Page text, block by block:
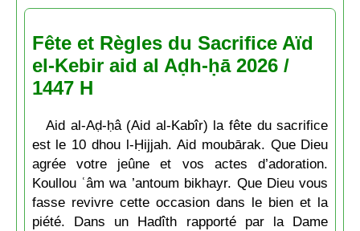
Fête et Règles du Sacrifice Aïd
el-Kebir aid al Aḍh-ḥā 2026 /
1447 H
Aid al-Aḍ-ḥâ (Aid al-Kabîr) la fête du sacrifice
est le 10 dhou l-Ḥijjah. Aid moubārak. Que Dieu
agrée votre jeûne et vos actes d’adoration.
Koullou ʿâm wa ’antoum bikhayr. Que Dieu vous
fasse revivre cette occasion dans le bien et la
piété. Dans un Hadîth rapporté par la Dame